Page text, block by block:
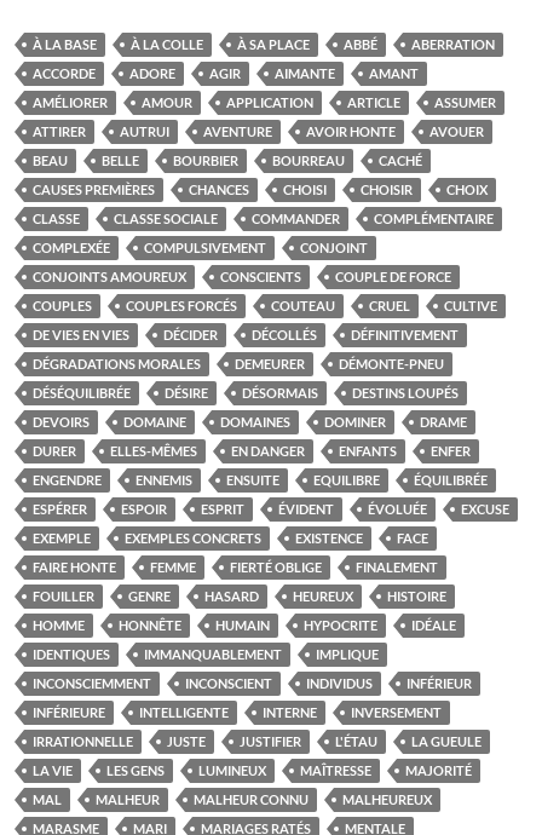
À LA BASE À LA COLLE À SA PLACE ABBÉ
ABERRATION
ACCORDE
ADORE AGIR AIMANTE
AMANT
AMÉLIORER
AMOUR APPLICATION ARTICLE
ASSUMER
ATTIRER
AUTRUI AVENTURE AVOIR HONTE
AVOUER
BEAU
BELLE BOURBIER BOURREAU
CACHÉ
CAUSES PREMIÈRES
CHANCES CHOISI CHOISIR
CHOIX
CLASSE
CLASSE SOCIALE COMMANDER
COMPLÉMENTAIRE
COMPLEXÉE
COMPULSIVEMENT
CONJOINT
CONJOINTS AMOUREUX
CONSCIENTS
COUPLE DE FORCE
COUPLES
COUPLES FORCÉS COUTEAU CRUEL
CULTIVE
DE VIES EN VIES
DÉCIDER DÉCOLLÉS
DÉFINITIVEMENT
DÉGRADATIONS MORALES
DEMEURER
DÉMONTE-PNEU
DÉSÉQUILIBRÉE
DÉSIRE DÉSORMAIS
DESTINS LOUPÉS
DEVOIRS
DOMAINE DOMAINES DOMINER
DRAME
DURER
ELLES-MÊMES EN DANGER ENFANTS
ENFER
ENGENDRE
ENNEMIS ENSUITE EQUILIBRE
ÉQUILIBRÉE
ESPÉRER
ESPOIR ESPRIT ÉVIDENT ÉVOLUÉE
EXCUSE
EXEMPLE
EXEMPLES CONCRETS EXISTENCE
FACE
FAIRE HONTE
FEMME FIERTÉ OBLIGE
FINALEMENT
FOUILLER
GENRE HASARD HEUREUX
HISTOIRE
HOMME
HONNÊTE HUMAIN HYPOCRITE
IDÉALE
IDENTIQUES
IMMANQUABLEMENT
IMPLIQUE
INCONSCIEMMENT
INCONSCIENT INDIVIDUS
INFÉRIEUR
INFÉRIEURE
INTELLIGENTE INTERNE
INVERSEMENT
IRRATIONNELLE
JUSTE JUSTIFIER L'ÉTAU
LA GUEULE
LA VIE
LES GENS LUMINEUX MAÎTRESSE
MAJORITÉ
MAL
MALHEUR MALHEUR CONNU
MALHEUREUX
MARASME
MARI MARIAGES RATÉS MENTALE